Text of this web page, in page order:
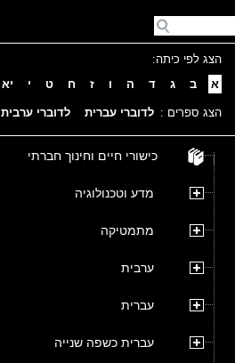
הצג לפי כיתה:
א
ב ג ד ה ו ז ח ט י יא
הצג ספרים : לדוברי עברית לדוברי ערבית
כישורי חיים וחינוך חברתי
מדע וטכנולוגיה
מתמטיקה
ערבית
עברית
עברית כשפה שנייה